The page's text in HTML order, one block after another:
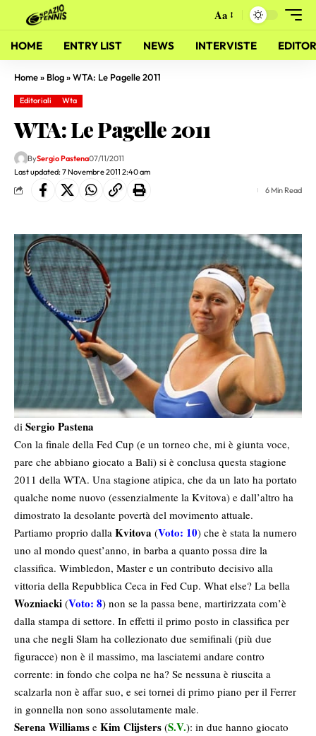
Aa
HOME ENTRY LIST NEWS INTERVISTE
Home» Blog»WTA: Le Pagelle 2011
Editoriali Wta
WTA: Le Pagelle 2011
Last updated: 7 Novembre 2011 2:40 am
BySergio Pastena07/11/2011
6 Min Read
di Sergio Pastena
Con la finale della Fed Cup (e un torneo che, mi è giunta voce,
pare che abbiano giocato a Bali) si è conclusa questa stagione
2011 della WTA. Una stagione atipica, che da un lato ha portato
qualche nome nuovo (essenzialmente la Kvitova) e dall’altro ha
dimostrato la desolante povertà del movimento attuale.
Partiamo proprio dalla Kvitova (Voto: 10) che è stata la numero
uno al mondo quest’anno, in barba a quanto possa dire la
classifica. Wimbledon, Master e un contributo decisivo alla
vittoria della Repubblica Ceca in Fed Cup. What else? La bella
Wozniacki (Voto: 8) non se la passa bene, martirizzata com’è
dalla stampa di settore. In effetti il primo posto in classifica per
una che negli Slam ha collezionato due semifinali (più due
figuracce) non è il massimo, ma lasciatemi andare contro
corrente: in fondo che colpa ne ha? Se nessuna è riuscita a
scalzarla non è affar suo, e sei tornei di primo piano per il Ferrer
in gonnella non sono assolutamente male.
Serena Williams e Kim Clijsters (S.V.): in due hanno giocato